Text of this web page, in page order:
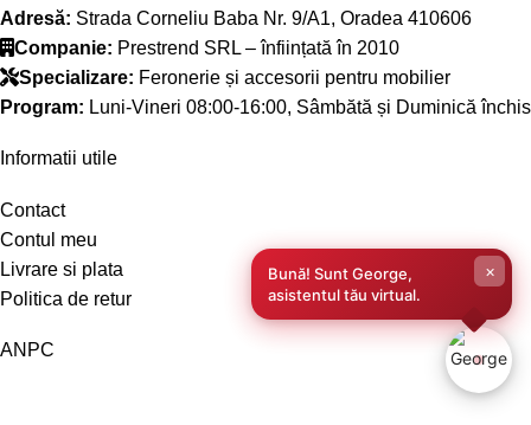
Adresă: Strada Corneliu Baba Nr. 9/A1, Oradea 410606
Companie: Prestrend SRL – înființată în 2010
Specializare: Feronerie și accesorii pentru mobilier
Program: Luni-Vineri 08:00-16:00, Sâmbătă și Duminică închis
Informatii utile
Contact
Contul meu
Livrare si plata
Politica de retur
ANPC
Bună! Sunt George,
asistentul tău virtual.
×